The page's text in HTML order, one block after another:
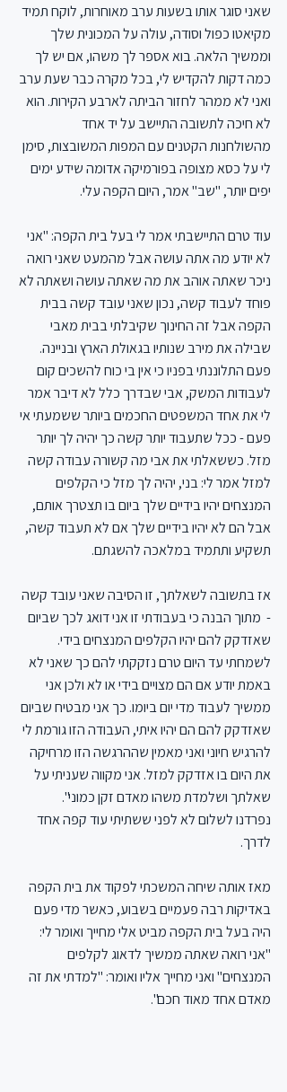
שאני סוגר אותו בשעות ערב מאוחרות, לוקח תמיד
מקיאטו כפול וסודה, עולה על המכונית שלך
וממשיך הלאה. בוא אספר לך משהו, אם יש לך
כמה דקות להקדיש לי, בכל מקרה כבר שעת ערב
ואני לא ממהר לחזור הביתה לארבע הקירות. הוא
לא חיכה לתשובה התיישב על יד אחד
מהשולחנות הקטנים עם המפות המשובצות, סימן
לי על כסא מצופה בפורמיקה אדומה שידע ימים
יפים יותר, "שב" אמר, היום הקפה עלי.
עוד טרם התיישבתי אמר לי בעל בית הקפה: "אני
לא יודע מה אתה עושה אבל מהמעט שאני רואה
ניכר שאתה אוהב את מה שאתה עושה ושאתה לא
פוחד לעבוד קשה, נכון שאני עובד קשה בבית
הקפה אבל זה החינוך שקיבלתי בבית מאבי
שבילה את מירב שנותיו בגאולת הארץ ובניינה.
פעם התלוננתי בפניו כי אין בי כוח להשכים קום
לעבודות המשק, אבי שבדרך כלל לא דיבר אמר
לי את אחד המשפטים החכמים ביותר ששמעתי אי
פעם - ככל שתעבוד יותר קשה כך יהיה לך יותר
מזל. כששאלתי את אבי מה קשורה עבודה קשה
למזל אמר לי: בני, יהיה לך מזל כי הקלפים
המנצחים יהיו בידיים שלך ביום בו תצטרך אותם,
אבל הם לא יהיו בידיים שלך אם לא תעבוד קשה,
תשקיע ותתמיד במלאכה להשגתם.
אז בתשובה לשאלתך, זו הסיבה שאני עובד קשה
-  מתוך הבנה כי בעבודתי זו אני דואג לכך שביום
שאזדקק להם יהיו הקלפים המנצחים בידי.
לשמחתי עד היום טרם נזקקתי להם כך שאני לא
באמת יודע אם הם מצויים בידי או לא ולכן אני
ממשיך לעבוד מדי יום ביומו. כך אני מבטיח שביום
שאזדקק להם הם יהיו איתי, העבודה הזו גורמת לי
להרגיש חיוני ואני מאמין שההרגשה הזו מרחיקה
את היום בו אזדקק למזל. אני מקווה שעניתי על
שאלתך ושלמדת משהו מאדם זקן כמוני".
נפרדנו לשלום לא לפני ששתיתי עוד קפה אחד
לדרך.
מאז אותה שיחה המשכתי לפקוד את בית הקפה
באדיקות רבה פעמיים בשבוע, כאשר מדי פעם
היה בעל בית הקפה מביט אלי מחייך ואומר לי:
"אני רואה שאתה ממשיך לדאוג לקלפים
המנצחים" ואני מחייך אליו ואומר: "למדתי את זה
מאדם אחד מאוד חכם".